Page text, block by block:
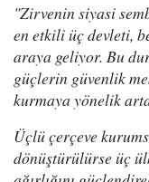
"Zirvenin siyasi
en etkili üç devleti,
araya geliyor. Bu
güçlerin güvenlik
kurmaya yönelik
Üçlü çerçeve
dönüştürülürse üç